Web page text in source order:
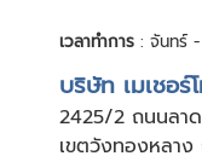
เวลาทำการ : จันทร์
บริษัท เมเชอ
2425/2 ถนนลา
เขตวังทองหลาง